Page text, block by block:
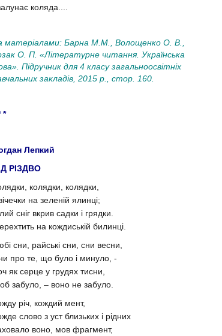
коляда....
матеріалами: Барна М.М., Волощенко О. В.,
О. П. «Літературне читання. Українська
Підручник для 4 класу загальноосвітніх
закладів, 2015 р., стор. 160.
*
Лепкий
РІЗДВО
колядки, колядки,
на зеленій ялинці;
сніг вкрив садки і грядки.
на кождиській билинці.
сни, райські сни, сни весни,
про те, що було і минуло, -
як серце у грудях тисни,
забуло, – воно не забуло.
річ, кождий мент,
слово з уст близьких і рідних
воно, мов фрагмент,